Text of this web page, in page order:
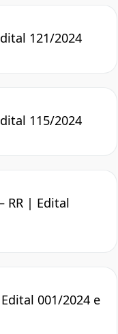
121/2024
115/2024
RR | Edital
001/2024 e